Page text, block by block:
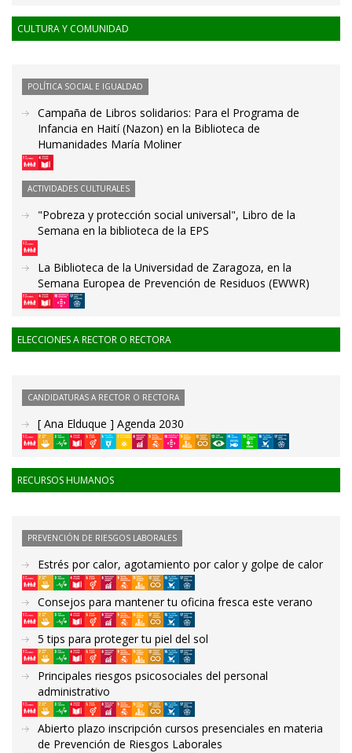
CULTURA Y COMUNIDAD
POLÍTICA SOCIAL E IGUALDAD
Campaña de Libros solidarios: Para el Programa de
Infancia en Haití (Nazon) en la Biblioteca de
Humanidades María Moliner
ACTIVIDADES CULTURALES
"Pobreza y protección social universal", Libro de la
Semana en la biblioteca de la EPS
La Biblioteca de la Universidad de Zaragoza, en la
Semana Europea de Prevención de Residuos (EWWR)
ELECCIONES A RECTOR O RECTORA
CANDIDATURAS A RECTOR O RECTORA
[ Ana Elduque ] Agenda 2030
RECURSOS HUMANOS
PREVENCIÓN DE RIESGOS LABORALES
Estrés por calor, agotamiento por calor y golpe de calor
Consejos para mantener tu oficina fresca este verano
5 tips para proteger tu piel del sol
Principales riesgos psicosociales del personal
administrativo
Abierto plazo inscripción cursos presenciales en materia
de Prevención de Riesgos Laborales